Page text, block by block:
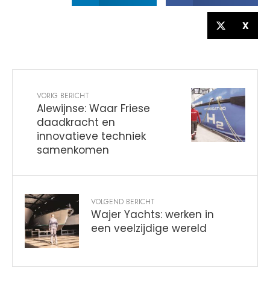
X
VORIG BERICHT
Alewijnse: Waar Friese
daadkracht en
innovatieve techniek
samenkomen
VOLGEND BERICHT
Wajer Yachts: werken in
een veelzijdige wereld